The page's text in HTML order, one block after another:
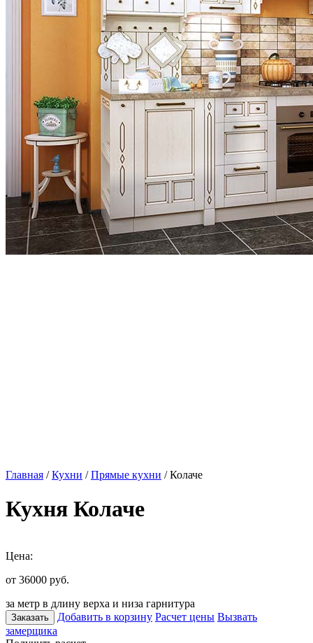
Главная /Кухни /Прямые кухни / Колаче
Кухня Колаче
Цена:
от 36000 руб.
за метр в длину верха и низа гарнитура
Заказать Добавить в корзину Расчет цены Вызвать
замерщика